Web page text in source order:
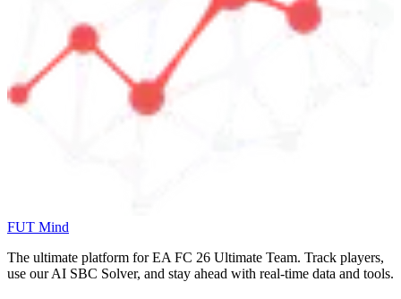
FUT Mind
The ultimate platform for EA FC 26 Ultimate Team. Track players,
use our AI SBC Solver, and stay ahead with real-time data and tools.